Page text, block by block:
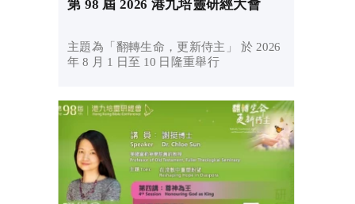
第 98 屆 2026 港九培靈研經大會
主題為「翻轉生命，更新侍主」 於 2026
年 8 月 1 日至 10 日隆重舉行